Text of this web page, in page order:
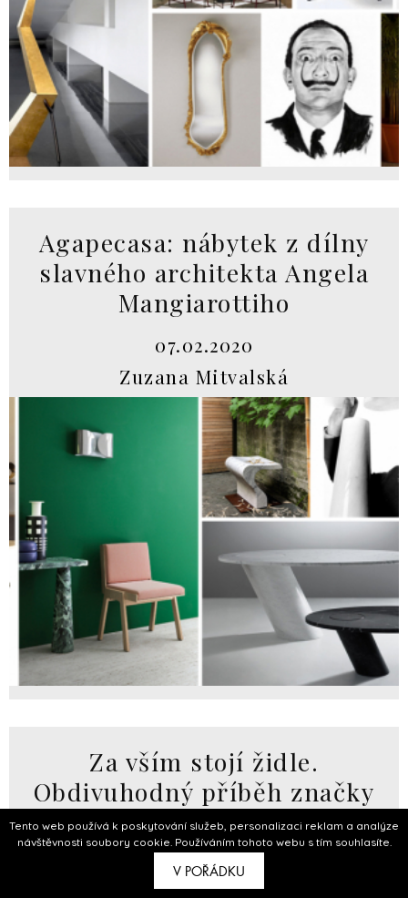
Tento web používá k poskytování služeb, personalizaci reklam a analýze
návštěvnosti soubory cookie. Používáním tohoto webu s tím souhlasíte.
V POŘÁDKU
Agapecasa: nábytek z dílny
slavného architekta Angela
Mangiarottiho
07.02.2020
Zuzana Mitvalská
Za vším stojí židle.
Obdivuhodný příběh značky
Thonet
10.01.2020